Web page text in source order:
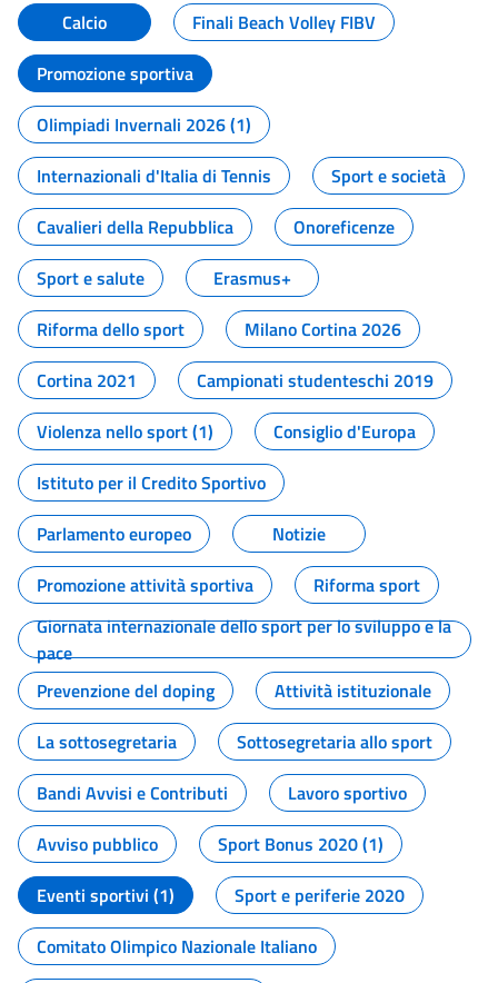
Calcio
Finali Beach Volley FIBV
Promozione sportiva
Olimpiadi Invernali 2026 (1)
Internazionali d'Italia di Tennis
Sport e società
Cavalieri della Repubblica
Onoreficenze
Sport e salute
Erasmus+
Riforma dello sport
Milano Cortina 2026
Cortina 2021
Campionati studenteschi 2019
Violenza nello sport (1)
Consiglio d'Europa
Istituto per il Credito Sportivo
Parlamento europeo
Notizie
Promozione attività sportiva
Riforma sport
Giornata internazionale dello sport per lo sviluppo e la
pace
Prevenzione del doping
Attività istituzionale
La sottosegretaria
Sottosegretaria allo sport
Bandi Avvisi e Contributi
Lavoro sportivo
Avviso pubblico
Sport Bonus 2020 (1)
Eventi sportivi (1)
Sport e periferie 2020
Comitato Olimpico Nazionale Italiano